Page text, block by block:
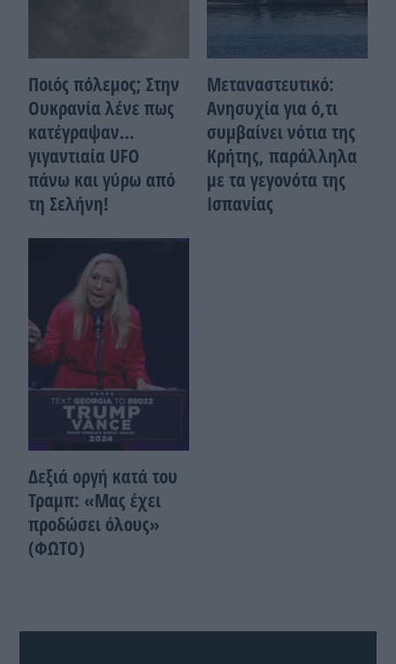
Ποιός πόλεμος; Στην
Ουκρανία λένε πως
κατέγραψαν…
γιγαντιαία UFO
πάνω και γύρω από
τη Σελήνη!
Μεταναστευτικό:
Ανησυχία για ό,τι
συμβαίνει νότια της
Κρήτης, παράλληλα
με τα γεγονότα της
Ισπανίας
Δεξιά οργή κατά του
Τραμπ: «Μας έχει
προδώσει όλους»
(ΦΩΤΟ)